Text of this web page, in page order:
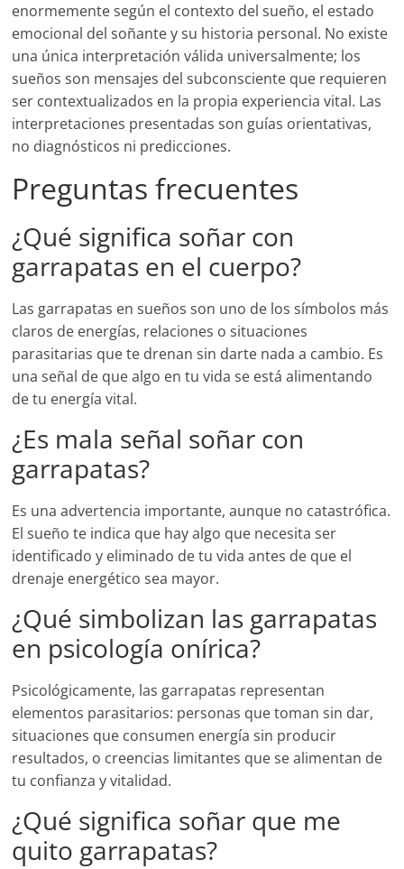
enormemente según el contexto del sueño, el estado
emocional del soñante y su historia personal. No existe
una única interpretación válida universalmente; los
sueños son mensajes del subconsciente que requieren
ser contextualizados en la propia experiencia vital. Las
interpretaciones presentadas son guías orientativas,
no diagnósticos ni predicciones.
Preguntas frecuentes
¿Qué significa soñar con
garrapatas en el cuerpo?
Las garrapatas en sueños son uno de los símbolos más
claros de energías, relaciones o situaciones
parasitarias que te drenan sin darte nada a cambio. Es
una señal de que algo en tu vida se está alimentando
de tu energía vital.
¿Es mala señal soñar con
garrapatas?
Es una advertencia importante, aunque no catastrófica.
El sueño te indica que hay algo que necesita ser
identificado y eliminado de tu vida antes de que el
drenaje energético sea mayor.
¿Qué simbolizan las garrapatas
en psicología onírica?
Psicológicamente, las garrapatas representan
elementos parasitarios: personas que toman sin dar,
situaciones que consumen energía sin producir
resultados, o creencias limitantes que se alimentan de
tu confianza y vitalidad.
¿Qué significa soñar que me
quito garrapatas?